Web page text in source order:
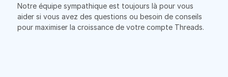
Notre équipe sympathique est toujours là pour vous
aider si vous avez des questions ou besoin de conseils
pour maximiser la croissance de votre compte Threads.